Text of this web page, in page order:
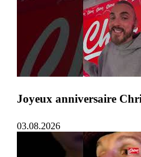
Joyeux anniversaire
03.08.2026